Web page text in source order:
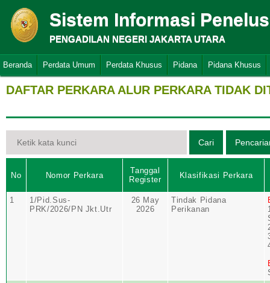
Sistem Informasi
PENGADILAN NEGERI JAKARTA UTARA
Beranda Perdata Umum Perdata Khusus Pidana Pidana Khusus
DAFTAR PERKARA ALUR PERKARA TIDAK
No Nomor Perkara
Tanggal
Register
Klasifikasi Perkara
1
1/Pid.Sus-
PRK/2026/PN Jkt.Utr
26 May
2026
Tindak Pidana
Perikanan